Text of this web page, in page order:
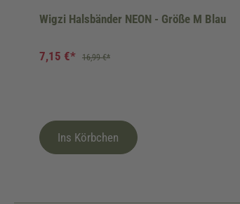
Wigzi Halsbänder NEON - Größe M Blau
7,15 €* 16,99 €*
Ins Körbchen